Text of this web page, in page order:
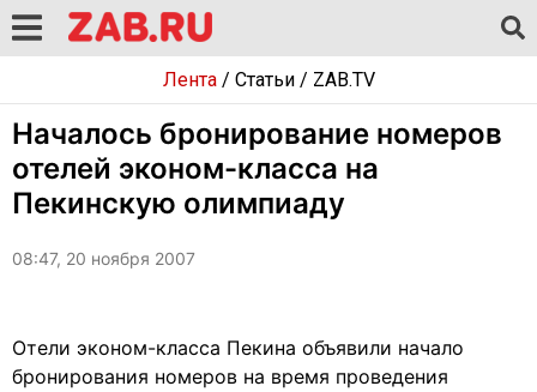
Лента/ Статьи/ ZAB.TV
Началось бронирование номеров
отелей эконом-класса на
Пекинскую олимпиаду
08:47, 20 ноября 2007
Отели эконом-класса Пекина объявили начало
бронирования номеров на время проведения